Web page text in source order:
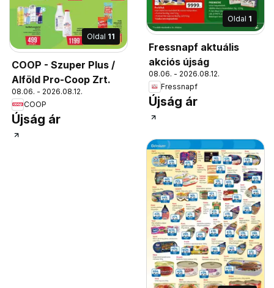
Oldal 11
COOP - Szuper Plus /
Alföld Pro-Coop Zrt.
08.06. - 2026.08.12.
COOP
Újság ár
Oldal 1
Fressnapf aktuális
akciós újság
08.06. - 2026.08.12.
Fressnapf
Újság ár